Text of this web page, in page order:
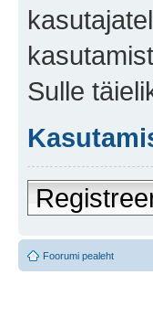
Sulle
Foorumi pealeht